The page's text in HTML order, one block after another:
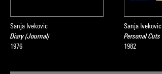
Sanja Ivekovic
Diary (Journal)
1976
Sanja Ivekovic
Personal Cuts
1982